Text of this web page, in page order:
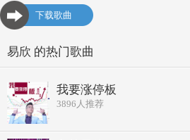
下载歌曲
易欣 的热门歌曲
我要涨停板
3896 人推荐